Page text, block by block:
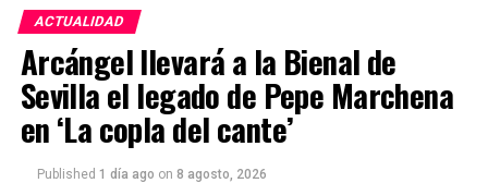
rellenos, excavaciones y modificaciones urbanas.
Siglo XIII: una muralla adaptada
al relieve
ACTUALIDAD
Arcángel llevará a la Bienal de
Sevilla el legado de Pepe Marchena
en ‘La copla del cante’
Published 1 día ago on 8 agosto, 2026